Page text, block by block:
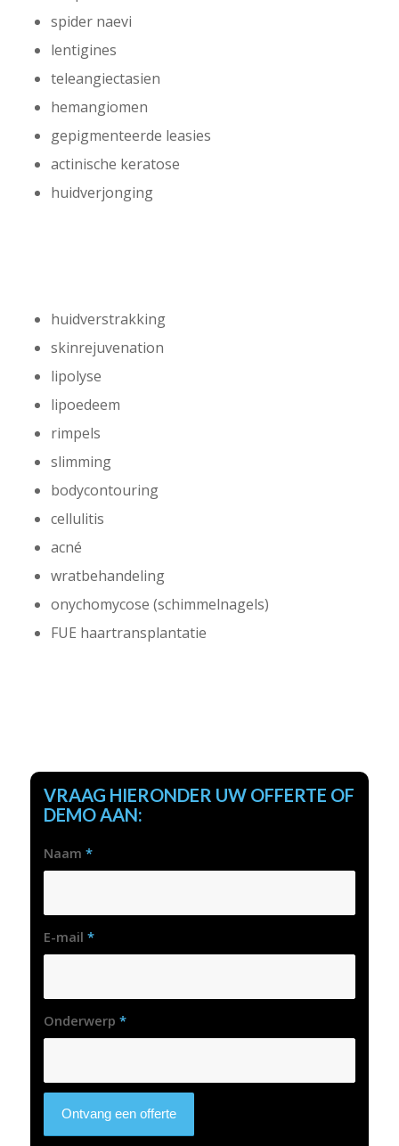
spider naevi
lentigines
teleangiectasien
hemangiomen
gepigmenteerde leasies
actinische keratose
huidverjonging
huidverstrakking
skinrejuvenation
lipolyse
lipoedeem
rimpels
slimming
bodycontouring
cellulitis
acné
wratbehandeling
onychomycose (schimmelnagels)
FUE haartransplantatie
VRAAG HIERONDER UW OFFERTE OF
DEMO AAN:
Naam *
E-mail *
Onderwerp *